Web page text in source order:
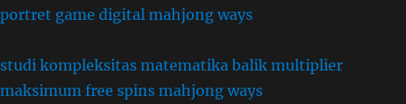
portret game digital mahjong ways
studi kompleksitas matematika balik multiplier
maksimum free spins mahjong ways